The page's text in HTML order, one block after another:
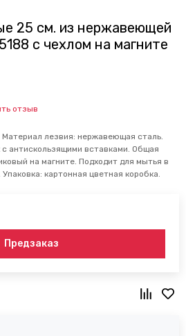
25 см. из нержавеющей
с чехлом на магните
отзыв
лезвия: нержавеющая сталь.
антискользящими вставками. Общая
на магните. Подходит для мытья в
картонная цветная коробка.
Предзаказ